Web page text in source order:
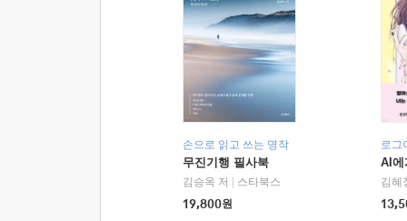
손으로 읽고 쓰는 명작
무진기행 필사북
김승옥 저
스타북스
19,800원
로그
AI에
김혜